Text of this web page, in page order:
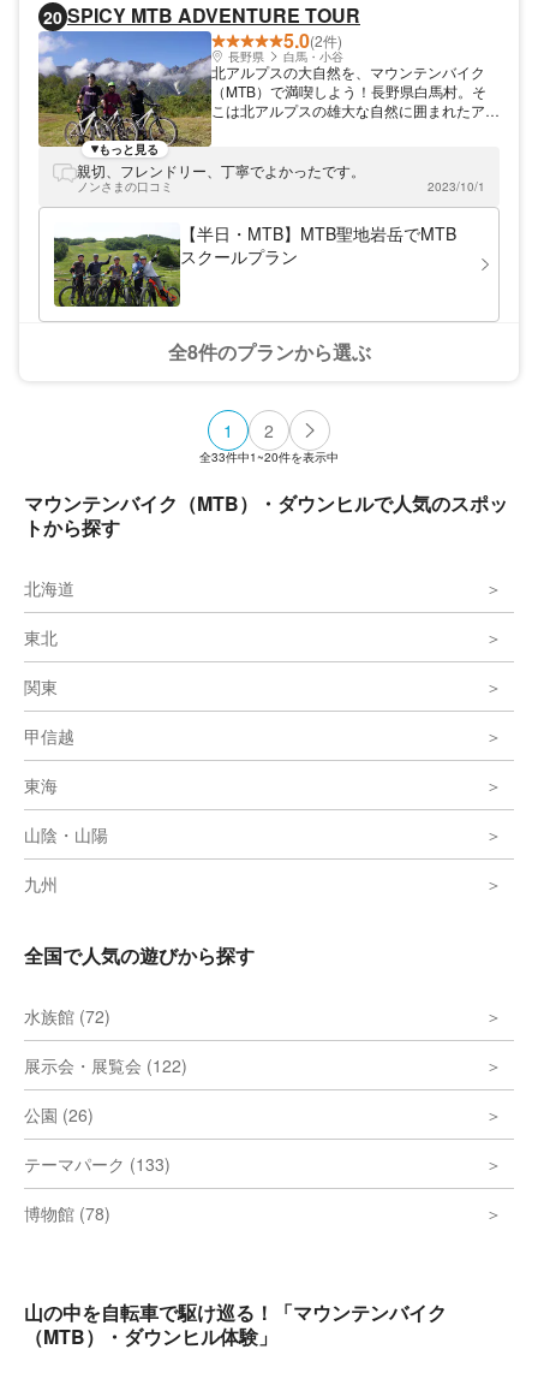
20 SPICY MTB ADVENTURE TOUR
5.0(2件)
長野県 白馬・小谷
北アルプスの大自然を、マウンテンバイク
（MTB）で満喫しよう！長野県白馬村。そ
こは北アルプスの雄大な自然に囲まれたアウ
テンバイクを通じて提供しています。 経験
豊富なインストラクター／ガイドがご案内し
ます！ 冬はスノーボード／スキーなどのウ
ィンタースポーツ、夏はマウンテンバイク
（MTB）、様々なジャンルのスポーツをイ
ンストラクター／ガイドは経験してきている
に安心してお任せください。非日常の世界に
お連れいたします！ 気軽に体験！北アルプ
スの自然を感じよう！その時・その瞬間を常
一人ひとりが自然と一体化できるようなレッ
スン／ツアーを心がけています。プランのほ
とんどがダウンヒル（下り）になりますの
無料にてレンタルとなっておりますので、動
きやすい服装で来ていただくだけです！ 山
もっと見る
親切、フレンドリー、丁寧でよかったです。
ノンさまの口コミ 2023/10/1
【半日・MTB】MTB聖地岩岳でMTB
スクールプラン
全8件のプランから選ぶ
1 2
全33件中1~20件を表示中
マウンテンバイク（MTB）・ダウンヒルで人気のスポッ
トから探す
北海道
東北
関東
甲信越
東海
山陰・山陽
九州
全国で人気の遊びから探す
水族館 (72)
展示会・展覧会 (122)
公園 (26)
テーマパーク (133)
博物館 (78)
山の中を自転車で駆け巡る！「マウンテンバイク
（MTB）・ダウンヒル体験」